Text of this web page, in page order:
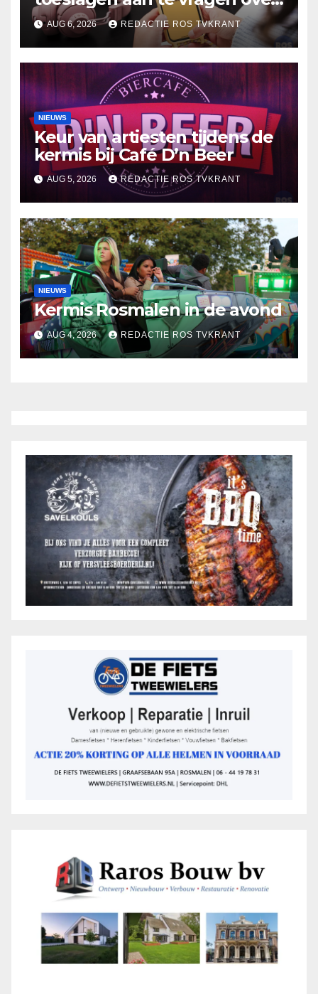
2025
AUG 6, 2026 REDACTIE ROS TVKRANT
NIEUWS
Keur van artiesten tijdens de
kermis bij Café D’n Beer
AUG 5, 2026 REDACTIE ROS TVKRANT
NIEUWS
Kermis Rosmalen in de avond
AUG 4, 2026 REDACTIE ROS TVKRANT